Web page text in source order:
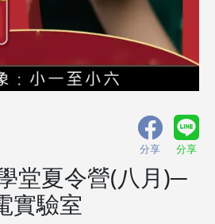
分享 分享
堂夏令營(八月)─
實驗室